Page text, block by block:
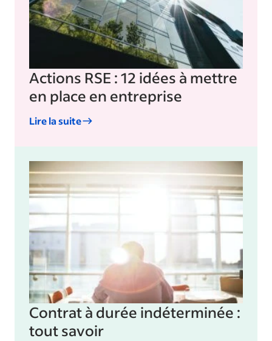
Actions RSE : 12 idées à mettre
en place en entreprise
Lire la suite
Contrat à durée indéterminée :
tout savoir